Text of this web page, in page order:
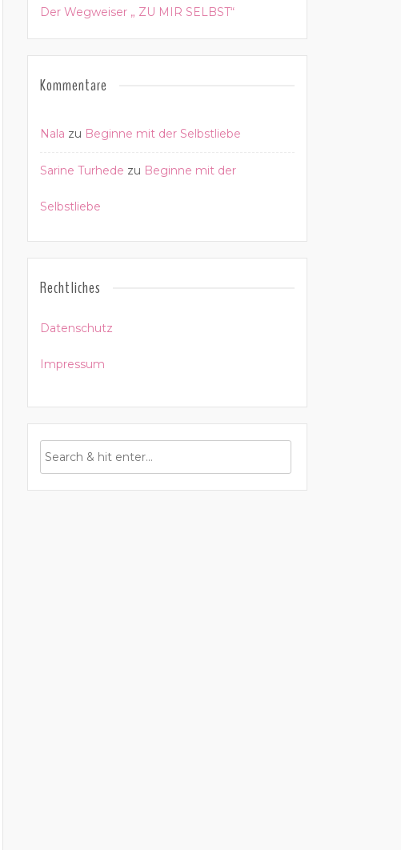
Der Wegweiser „ ZU MIR SELBST“
Kommentare
Nala zu Beginne mit der Selbstliebe
Sarine Turhede zu Beginne mit der
Selbstliebe
Rechtliches
Datenschutz
Impressum